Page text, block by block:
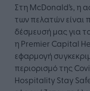
Στη McDonald’s, η
των πελατών είναι
δέσμευσή μας για
η Premier Capital
εφαρμογή
περιορισμό της
Hospitality Stay